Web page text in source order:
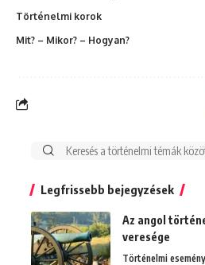
Történelmi korok
Mit? – Mikor? – Hogyan?
Search
Legfrissebb bejegyzések
Az angol
veresége
Történelmi